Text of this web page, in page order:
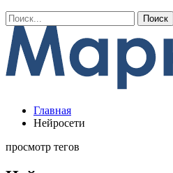
Главная
Нейросети
просмотр тегов